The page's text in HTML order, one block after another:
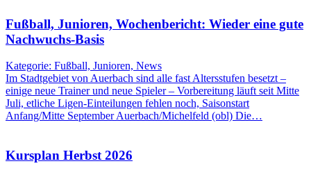
Fußball, Junioren, Wochenbericht: Wieder eine gute
Nachwuchs-Basis
Kategorie: Fußball, Junioren, News
Im Stadtgebiet von Auerbach sind alle fast Altersstufen besetzt –
einige neue Trainer und neue Spieler – Vorbereitung läuft seit Mitte
Juli, etliche Ligen-Einteilungen fehlen noch, Saisonstart
Anfang/Mitte September Auerbach/Michelfeld (obl) Die…
Kursplan Herbst 2026